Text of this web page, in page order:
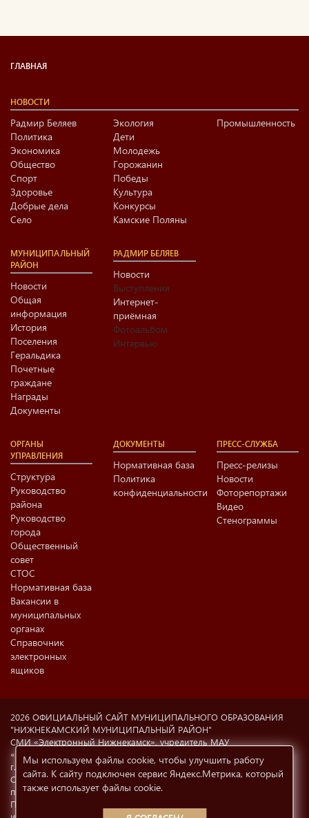
ГЛАВНАЯ
НОВОСТИ
Радмир Беляев
Политика
Экономика
Общество
Спорт
Здоровье
Добрые дела
Село
Экология
Дети
Молодежь
Горожанин
Победы
Культура
Конкурсы
Камские Поляны
Промышленность
МУНИЦИПАЛЬНЫЙ
РАЙОН
Новости
Общая
информация
История
Поселения
Геральдика
Почетные
граждане
Награды
Документы
РАДМИР БЕЛЯЕВ
Новости
Выступления
Интернет-
приёмная
Фотоальбом
Интервью
ОРГАНЫ
УПРАВЛЕНИЯ
Структура
Руководство
района
Руководство
города
Общественный
совет
СТОС
Нормативная база
Вакансии в
муниципальных
органах
Справочник
электронных
ящиков
ДОКУМЕНТЫ
Нормативная база
Политика
конфиденциальности
ПРЕСС-СЛУЖБА
Пресс-релизы
Новости
Фоторепортажи
Видео
Стенограммы
2026 ОФИЦИАЛЬНЫЙ САЙТ МУНИЦИПАЛЬНОГО ОБРАЗОВАНИЯ
"НИЖНЕКАМСКИЙ МУНИЦИПАЛЬНЫЙ РАЙОН"
СМИ «Электронный Нижнекамск», учредитель МАУ
«Информационный центр г. Нижнекамска» (423570 РФ, РТ,
г.Нижнекамск, ул. Ахтубинская, 6а). Свидетельство о регистрации
СМИ Эл №77-8606 от 12.02.2004, Министерство РФ по делам
печати, телерадиовещания и СМК.
При использовании материалов с сайта
Мы используем файлы cookie, чтобы улучшить работу
сайта. К сайту подключен сервис Яндекс.Метрика, который
также использует файлы cookie.